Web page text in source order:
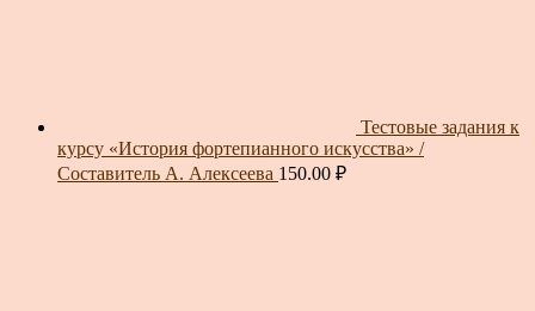
Тестовые задания к
курсу «История фортепианного искусства» /
Составитель А. Алексеева 150.00 ₽